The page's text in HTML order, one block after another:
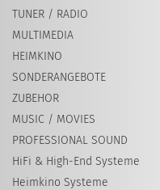
TUNER / RADIO
MULTIMEDIA
HEIMKINO
SONDERANGEBOTE
ZUBEHOR
MUSIC / MOVIES
PROFESSIONAL SOUND
HiFi & High-End Systeme
Heimkino Systeme